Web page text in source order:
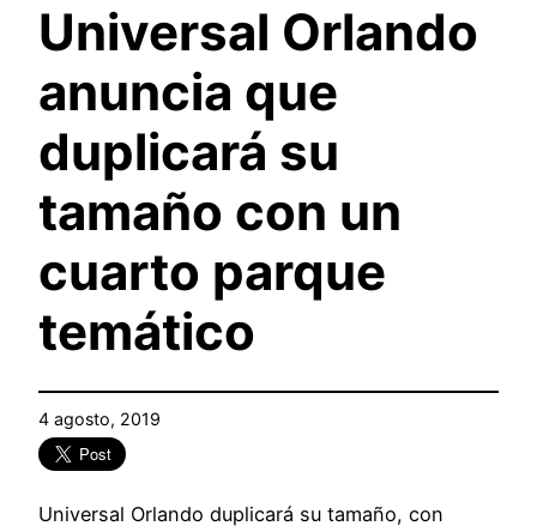
Universal Orlando
anuncia que
duplicará su
tamaño con un
cuarto parque
temático
4 agosto, 2019
Universal Orlando duplicará su tamaño, con